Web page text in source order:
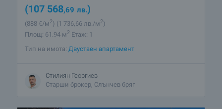
(107 568,69 лв.)
(888 €/м2) (1 736,66 лв./м2)
Площ: 61.94 м2 Етаж: 1
Тип на имота: Двустаен апартамент
Стилиян Георгиев
Старши брокер, Слънчев бряг